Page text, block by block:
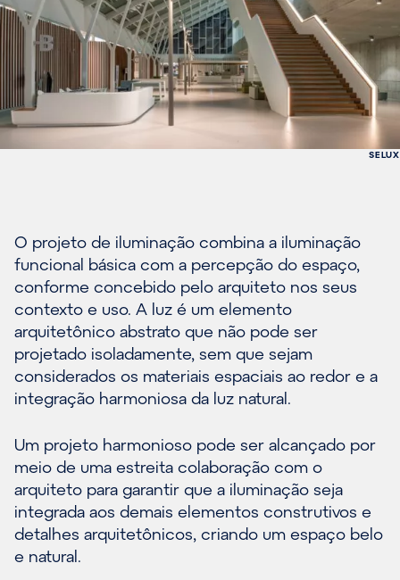
SELUX
O projeto de iluminação combina a iluminação
funcional básica com a percepção do espaço,
conforme concebido pelo arquiteto nos seus
contexto e uso. A luz é um elemento
arquitetônico abstrato que não pode ser
projetado isoladamente, sem que sejam
considerados os materiais espaciais ao redor e a
integração harmoniosa da luz natural.
Um projeto harmonioso pode ser alcançado por
meio de uma estreita colaboração com o
arquiteto para garantir que a iluminação seja
integrada aos demais elementos construtivos e
detalhes arquitetônicos, criando um espaço belo
e natural.